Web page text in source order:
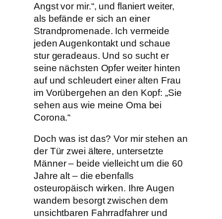
Angst vor mir.“, und flaniert weiter,
als befände er sich an einer
Strandpromenade. Ich vermeide
jeden Augenkontakt und schaue
stur geradeaus. Und so sucht er
seine nächsten Opfer weiter hinten
auf und schleudert einer alten Frau
im Vorübergehen an den Kopf: „Sie
sehen aus wie meine Oma bei
Corona.“
Doch was ist das? Vor mir stehen an
der Tür zwei ältere, untersetzte
Männer – beide vielleicht um die 60
Jahre alt – die ebenfalls
osteuropäisch wirken. Ihre Augen
wandern besorgt zwischen dem
unsichtbaren Fahrradfahrer und